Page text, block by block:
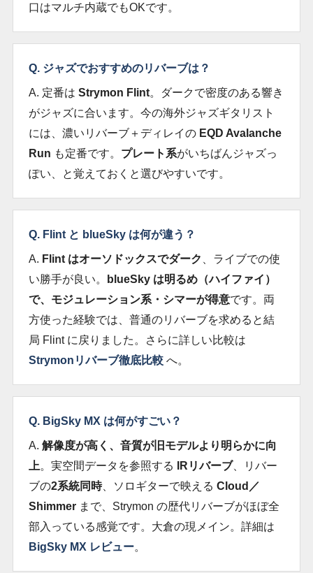
口はマルチ内蔵でもOKです。
Q. ジャズでおすすめのリバーブは？
A. 定番は Strymon Flint。ダークで密度のある響き
がジャズに合います。今の海外ジャズギタリスト
には、濃いリバーブ＋ディレイの EQD Avalanche
Run も定番です。 プレート系がいちばんジャズっ
ぽい、と覚えておくと選びやすいです。
Q. Flint と blueSky は何が違う？
A. Flint はオーソドックスでダーク
、ライブでの使
い勝手が良い。
blueSky は明るめ（ハイファイ）
で、モジュレーション系・シマーが得意です。両
方使った経験では、普通のリバーブを求めると結
局 Flint に戻りました。さらに詳しい比較は
Strymonリバーブ徹底比較へ。
Q. BigSky MX は何がすごい？
A. 解像度が高く、音質が旧モデルより明らかに向
上。実空間データを参照する IRリバーブ、リバー
ブの2系統同時、ソロギターで映える Cloud／
Shimmerまで、Strymon の歴代リバーブがほぼ全
部入っている感覚です。大倉の現メイン。詳細は
BigSky MX レビュー。